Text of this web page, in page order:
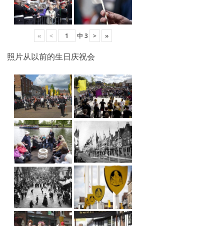
« < 中 3 > »
照片从以前的生日庆祝会